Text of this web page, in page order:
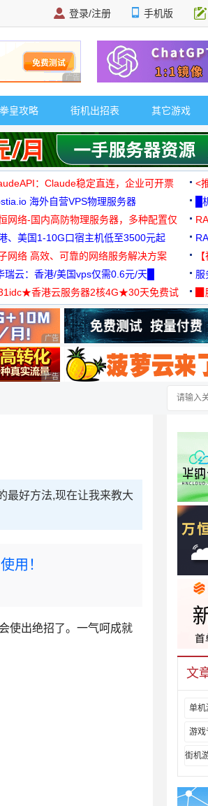
登录/注册 手机版
广告 商业广告，理性选择
拳皇攻略 街机出招表 其它游戏
：Claude稳定直连，企业可开票
<
海外自营VPS物理服务器
█
网络-国内高防物理服务器，多种配置仅
/月起
、美国1-10G口宿主机低至3500元起
网络 高效、可靠的网络服务解决方案
瑞云：香港/美国vps仅需0.6元/天█
服
香港云服务器2核4G★30天免费试
广告 商业广告，理性选择
广告 商业广告，理性选择
最好方法,现在让我来教大
用！
使出绝招了。一气呵成就
文
单机
游戏